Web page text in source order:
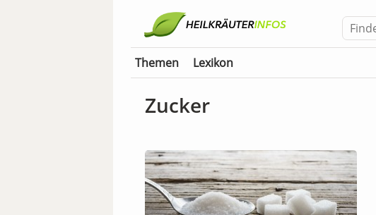
Themen Lexikon
Zucker